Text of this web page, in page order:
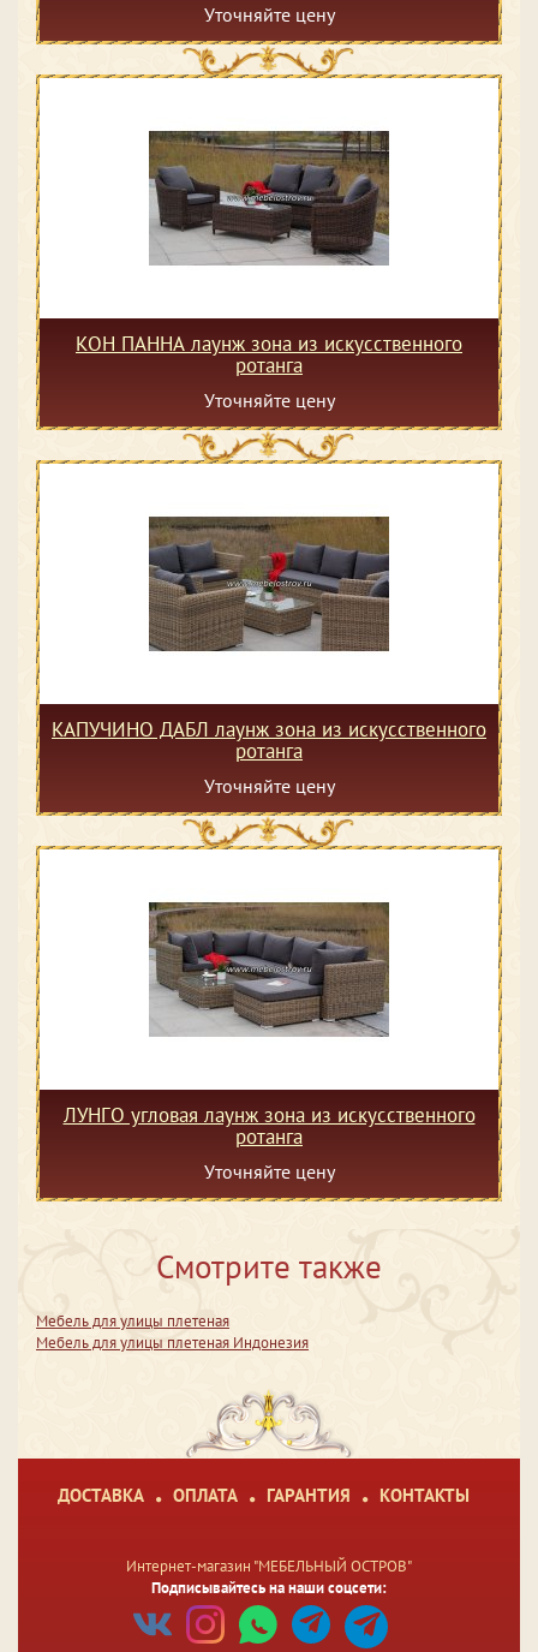
Уточняйте цену
КОН ПАННА лаунж зона из искусственного
ротанга
Уточняйте цену
КАПУЧИНО ДАБЛ лаунж зона из искусственного
ротанга
Уточняйте цену
ЛУНГО угловая лаунж зона из искусственного
ротанга
Уточняйте цену
Смотрите также
Мебель для улицы плетеная
Мебель для улицы плетеная Индонезия
ДОСТАВКА ОПЛАТА ГАРАНТИЯ КОНТАКТЫ
Интернет-магазин "МЕБЕЛЬНЫЙ ОСТРОВ"
Подписывайтесь на наши соцсети: